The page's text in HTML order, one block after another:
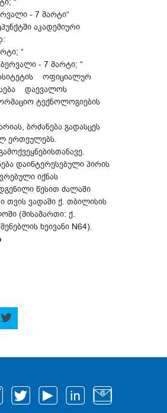
- 7 მარტი“
აკადემიური
“
- 7 მარტი; “
ოფიციალურ
დაევალოს
ტექნოლოგიების
ბრძანება გადასცეს
ერთეულებს.
დაინტერესებული პირის
იქნას
წესით ძალაში
თვის ვადაში ქ. თბილისის
(მისამართი: ქ.
ხეივანი N64).